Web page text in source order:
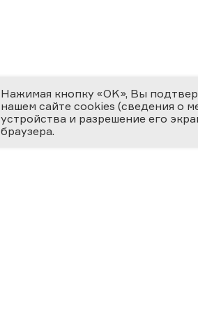
Нажимая кнопку «OK», Вы
нашем сайте cookies (сведения о
устройства и разрешение его
браузера.